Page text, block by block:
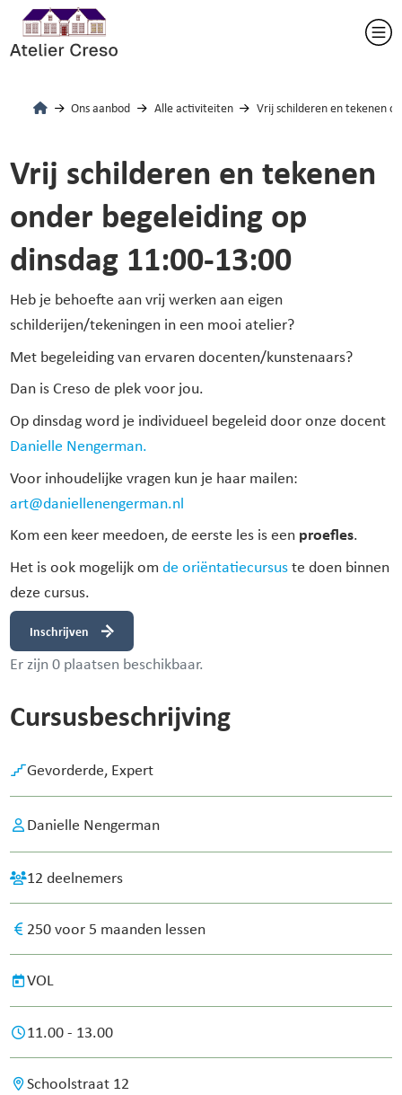
Ons aanbod Alle activiteiten Vrij schilderen en tekenen
Vrij schilderen en tekenen
onder begeleiding op
dinsdag 11:00-13:00
Heb je behoefte aan vrij werken aan eigen
schilderijen/tekeningen in een mooi atelier?
Met begeleiding van ervaren docenten/kunstenaars?
Dan is Creso de plek voor jou.
Op dinsdag word je individueel begeleid door onze docent
Danielle Nengerman.
Voor inhoudelijke vragen kun je haar mailen:
art@daniellenengerman.nl
Kom een keer meedoen, de eerste les is een proefles.
Het is ook mogelijk omde oriëntatiecursuste doen binnen
deze cursus.
Inschrijven
Er zijn 0 plaatsen beschikbaar.
Cursusbeschrijving
Gevorderde, Expert
Danielle Nengerman
12 deelnemers
250 voor 5 maanden lessen
VOL
11.00 - 13.00
Schoolstraat 12